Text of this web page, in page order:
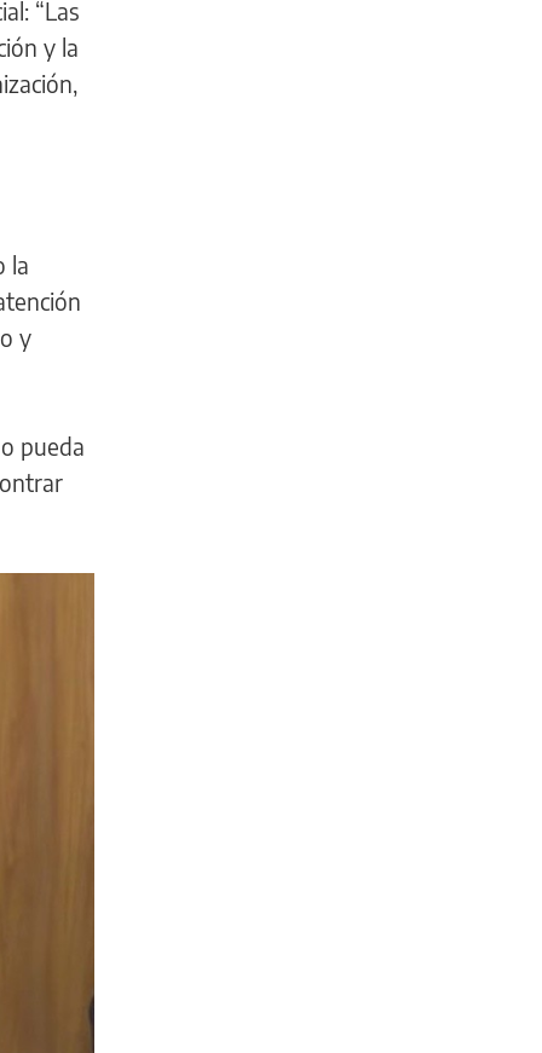
“Las
y la
la
y
pueda